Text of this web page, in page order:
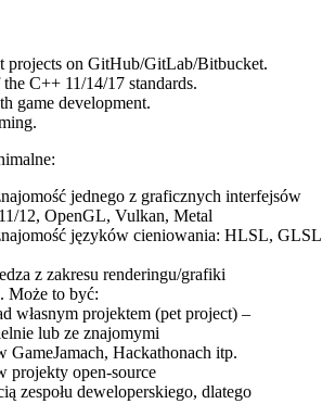
projects on GitHub/GitLab/Bitbucket.
C++ 11/14/17 standards.
game development.
jednego z graficznych interfejsów
12, OpenGL, Vulkan, Metal
języków cieniowania: HLSL, GLSL
z zakresu renderingu/grafiki
Może to być:
własnym projektem (pet project) –
lub ze znajomymi
GameJamach, Hackathonach itp.
projekty open-source
zespołu deweloperskiego, dlatego